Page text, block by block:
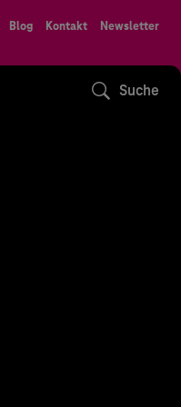
Blog Kontakt Newsletter
Suche